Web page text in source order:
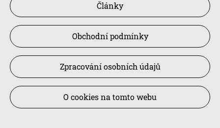
Články
Obchodní podmínky
Zpracování osobních údajů
O cookies na tomto webu